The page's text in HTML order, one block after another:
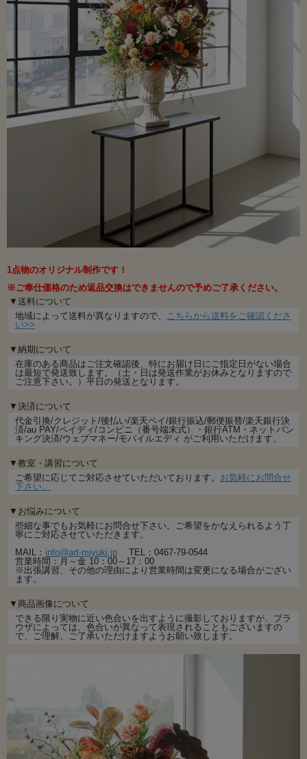
1点物のオリジナル制作です！
※ご奉仕価格のため返品交換はできませんので予めご了承ください。
▼送料について
地域によって送料が異なりますので、
こちらから送料をご確認くださ
い>>
▼納期について
在庫のある商品はご注文確認後、特にお届け日にご指定日がない場合
は最短で発送致します。（土・日は発送作業がお休みとなりますので
ご注意下さい。）平日の発送となります。
▼決済について
代金引換/クレジット/後払い/楽天ペイ/銀行振込/郵便振替/楽天銀行決
済/au PAY/ペイディ/コンビニ（番号端末式）・銀行ATM・ネットバン
キング決済/ウェブマネー/モバイルエディ がご利用いただけます。
▼教室・講習について
ご希望に応じてご対応させていただいております。 お気軽にお問合せ
下さい。
▼お悩みについて
些細な事でもお気軽にお問合せ下さい。ご希望をかなえられるよう丁
寧にご対応させていただきます。
MAIL： info@art-miyuki.jp TEL：0467-79-0544
営業時間：月～金 10：00～17：00
※出張講習、その他の理由により営業時間は変更になる場合がござい
ます。
▼商品画像について
できる限り実物に近い色合いを出すように撮影しておりますが、ブラ
ウザによっては、色合いが異なって表現されることもございますの
で、ご理解、ご了承いただけますようお願い致します。